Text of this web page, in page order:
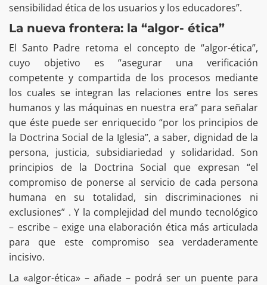
sensibilidad ética de los usuarios y los educadores”.
La nueva frontera: la “algor- ética”
El Santo Padre retoma el concepto de “algor-ética”,
cuyo objetivo es “asegurar una verificación
competente y compartida de los procesos mediante
los cuales se integran las relaciones entre los seres
humanos y las máquinas en nuestra era” para señalar
que éste puede ser enriquecido “por los principios de
la Doctrina Social de la Iglesia”, a saber, dignidad de la
persona, justicia, subsidiariedad y solidaridad. Son
principios de la Doctrina Social que expresan “el
compromiso de ponerse al servicio de cada persona
humana en su totalidad, sin discriminaciones ni
exclusiones” . Y la complejidad del mundo tecnológico
– escribe – exige una elaboración ética más articulada
para que este compromiso sea verdaderamente
incisivo.
La «algor-ética» – añade – podrá ser un puente para